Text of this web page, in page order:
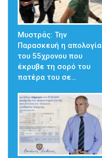
Μυστράς: Την
Παρασκευή η απολογία
του 55χρονου που
έκρυβε τη σορό του
πατέρα του σε…